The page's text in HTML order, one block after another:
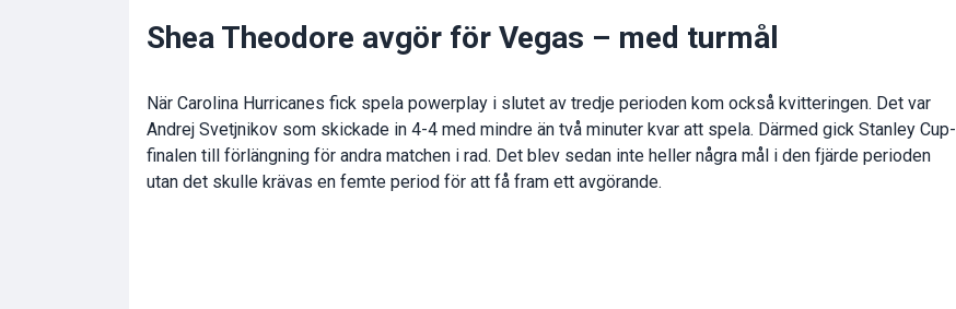
Shea Theodore avgör för Vegas – med turmål
När Carolina Hurricanes fick spela powerplay i slutet av tredje perioden kom också kvitteringen. Det var
Andrej Svetjnikov som skickade in 4-4 med mindre än två minuter kvar att spela. Därmed gick Stanley Cup-
finalen till förlängning för andra matchen i rad. Det blev sedan inte heller några mål i den fjärde perioden
utan det skulle krävas en femte period för att få fram ett avgörande.